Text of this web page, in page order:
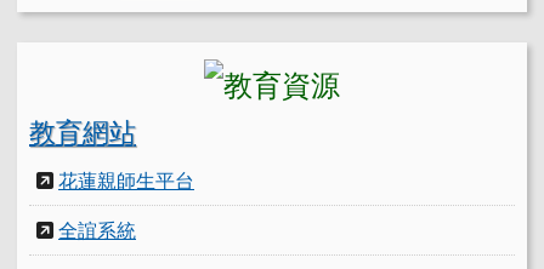
教育網站
花蓮親師生平台
全誼系統